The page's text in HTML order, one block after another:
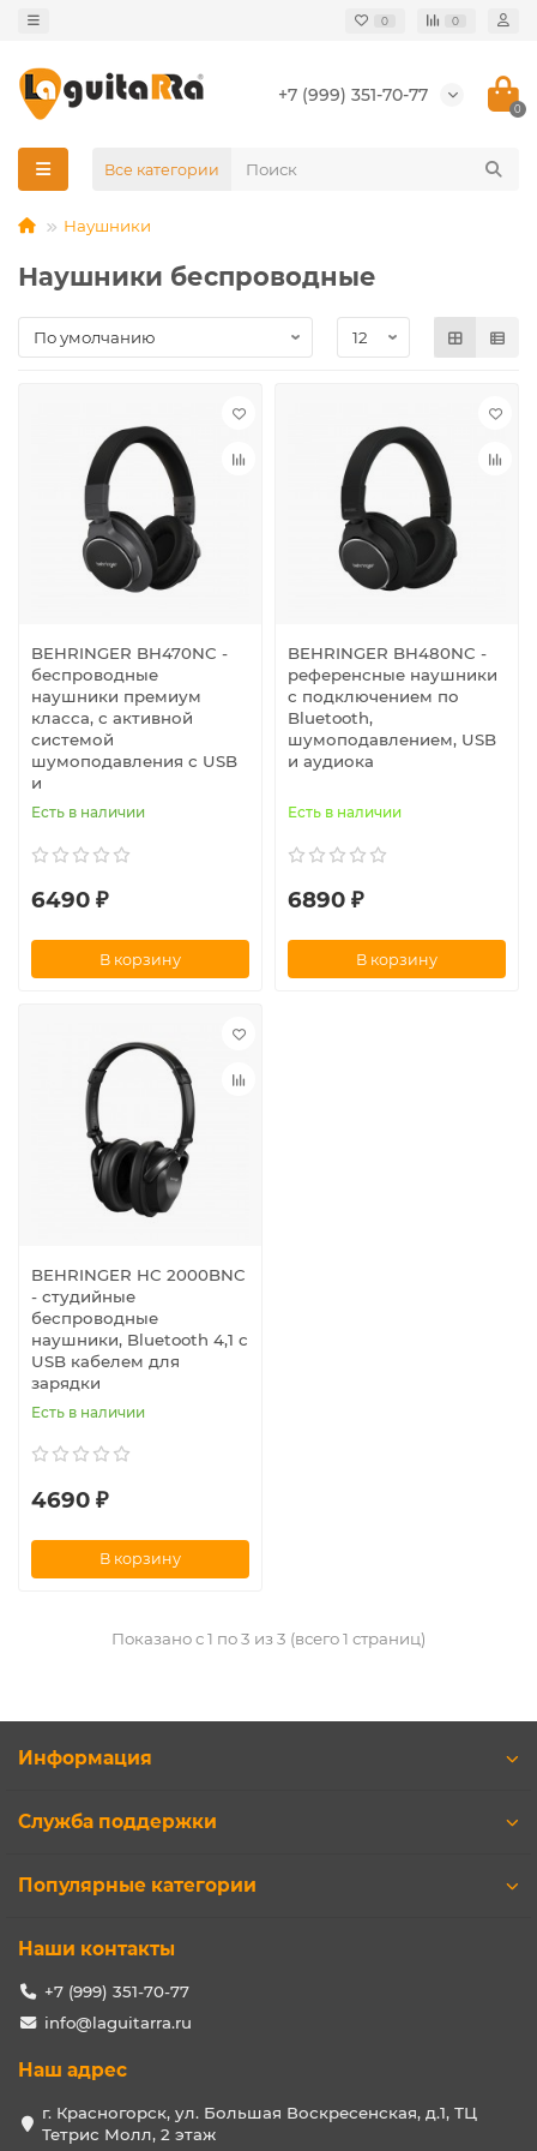
0 0
+7 (999) 351-70-77
0
Все категории
Наушники
Наушники беспроводные
BEHRINGER BH470NC -
беспроводные
наушники премиум
класса, с активной
системой
шумоподавления с USB
и
Есть в наличии
6490 ₽
В корзину
BEHRINGER BH480NC -
референсные наушники
с подключением по
Bluetooth,
шумоподавлением, USB
и аудиока
Есть в наличии
6890 ₽
В корзину
BEHRINGER HC 2000BNC
- студийные
беспроводные
наушники, Bluetooth 4,1 с
USB кабелем для
зарядки
Есть в наличии
4690 ₽
В корзину
Показано с 1 по 3 из 3 (всего 1 страниц)
Информация
Служба поддержки
Популярные категории
Наши контакты
+7 (999) 351-70-77
info@laguitarra.ru
Наш адрес
г. Красногорск, ул. Большая Воскресенская, д.1, ТЦ
Тетрис Молл, 2 этаж